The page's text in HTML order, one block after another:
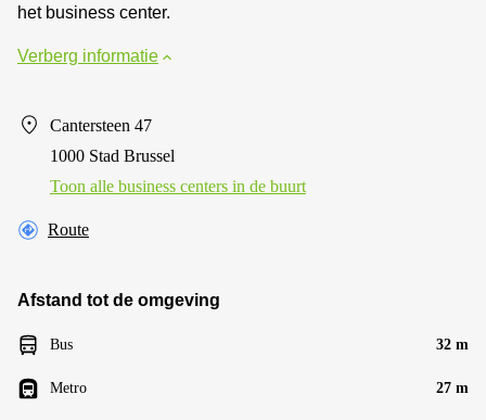
het business center.
Verberg informatie
Cantersteen 47
1000 Stad Brussel
Toon alle business centers in de buurt
Route
Afstand tot de omgeving
Bus 32 m
Metro 27 m